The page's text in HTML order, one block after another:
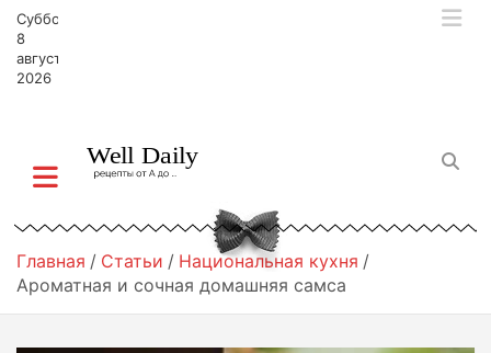
Суббота,
8
августа,
2026
Главная Статьи
Национальная кухня
Ароматная и сочная домашняя самса